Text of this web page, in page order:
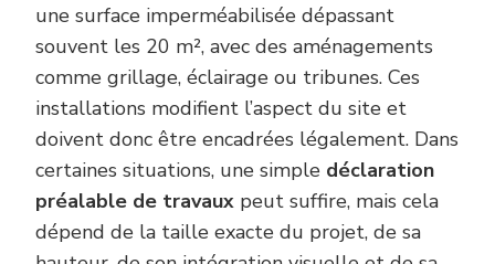
une surface imperméabilisée dépassant
souvent les 20 m², avec des aménagements
comme grillage, éclairage ou tribunes. Ces
installations modifient l’aspect du site et
doivent donc être encadrées légalement. Dans
certaines situations, une simple déclaration
préalable de travaux peut suffire, mais cela
dépend de la taille exacte du projet, de sa